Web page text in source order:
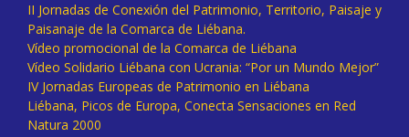
II Jornadas de Conexión del Patrimonio, Territorio, Paisaje y
Paisanaje de la Comarca de Liébana.
Vídeo promocional de la Comarca de Liébana
Vídeo Solidario Liébana con Ucrania: “Por un Mundo Mejor”
IV Jornadas Europeas de Patrimonio en Liébana
Liébana, Picos de Europa, Conecta Sensaciones en Red
Natura 2000